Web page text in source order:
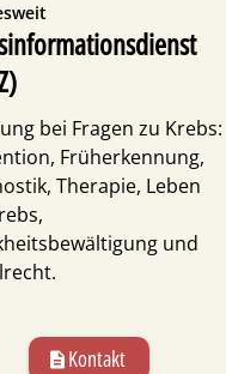
bei Fragen zu Krebs:
Früherkennung,
Therapie, Leben
und
description Kontakt